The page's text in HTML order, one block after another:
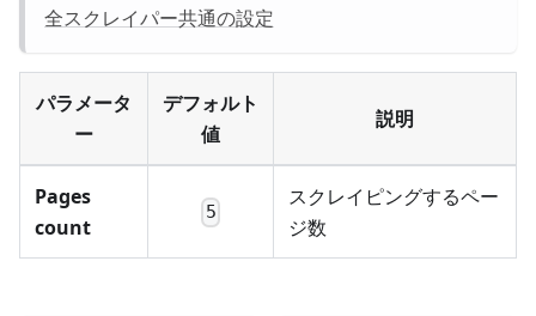
全スクレイパー共通の設定
パラメータ
ー
デフォルト
値
説明
Pages
count
5
スクレイピングするペー
ジ数